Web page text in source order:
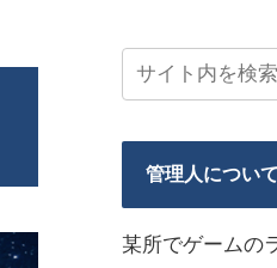
管理人について
某所でゲームの